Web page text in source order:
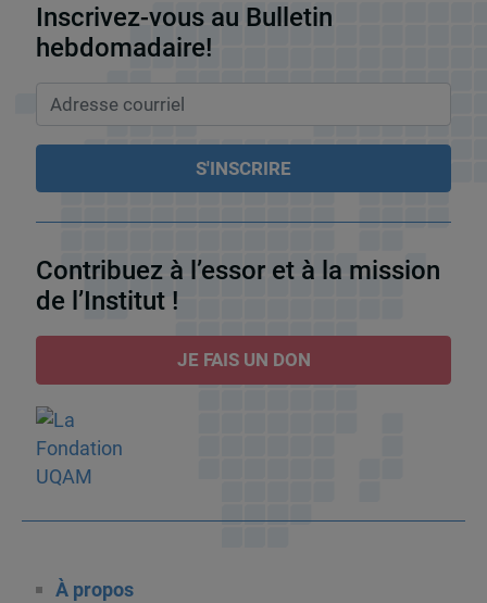
Inscrivez-vous au Bulletin
hebdomadaire!
Contribuez à l’essor et à la mission
de l’Institut !
JE FAIS UN DON
À propos